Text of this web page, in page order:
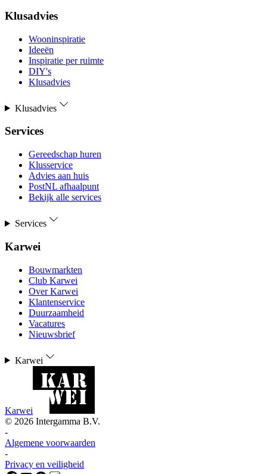
Klusadvies
Wooninspiratie
Ideeën
Inspiratie per ruimte
DIY's
Klusadvies
Klusadvies
Services
Gereedschap huren
Klusservice
Advies aan huis
PostNL afhaalpunt
Bekijk alle services
Services
Karwei
Bouwmarkten
Club Karwei
Over Karwei
Klantenservice
Duurzaamheid
Vacatures
Nieuwsbrief
Karwei
Karwei
© 2026 Intergamma B.V.
-
Algemene voorwaarden
-
Privacy en veiligheid